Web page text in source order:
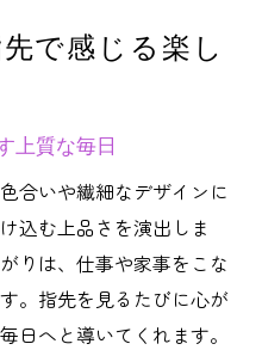
で感じる楽し
上質な毎日
合いや繊細なデザインに
込む上品さを演出しま
りは、仕事や家事をこな
。指先を見るたびに心が
日へと導いてくれます。